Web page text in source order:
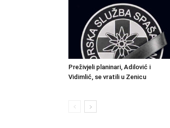
Preživjeli planinari, Adilović i
Vidimlić, se vratili u Zenicu